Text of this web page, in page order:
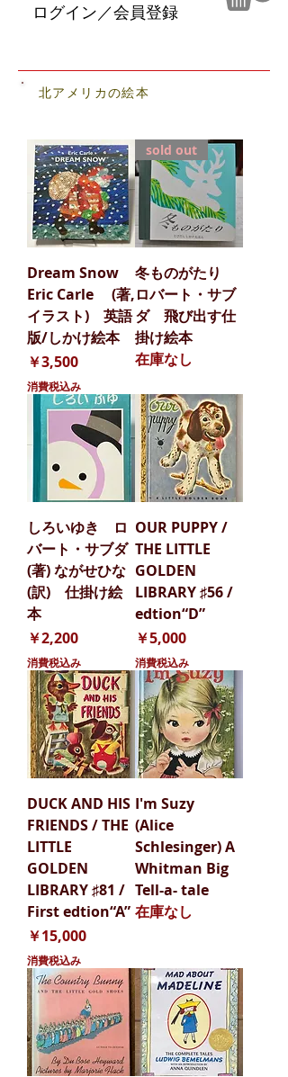
ログイン／会員登録
北アメリカの絵本
Dream Snow
Eric Carle (著,
イラスト) 英語
版/しかけ絵本
価格
￥3,500
消費税込み
sold out
冬ものがたり
ロバート・サブ
ダ 飛び出す仕
掛け絵本
在庫なし
しろいゆき ロ
バート・サブダ
(著) ながせひな
(訳) 仕掛け絵
本
価格
￥2,200
消費税込み
OUR PUPPY /
THE LITTLE
GOLDEN
LIBRARY ♯56 /
edtion“D”
価格
￥5,000
消費税込み
DUCK AND HIS
FRIENDS / THE
LITTLE
GOLDEN
LIBRARY ♯81 /
First edtion“A”
価格
￥15,000
消費税込み
I'm Suzy
(Alice
Schlesinger) A
Whitman Big
Tell-a- tale
在庫なし